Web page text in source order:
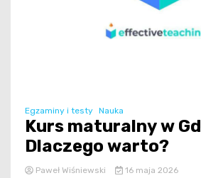
Egzaminy i testy Nauka
Kurs maturalny w
Dlaczego warto?
Paweł Wiśniewski 16 maja 2026